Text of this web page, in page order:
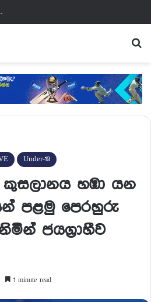
යන්නේ
Under-19
හඹා යන
පළමු පෙරහුරු
ජයග්‍රාහීව
1 minute read